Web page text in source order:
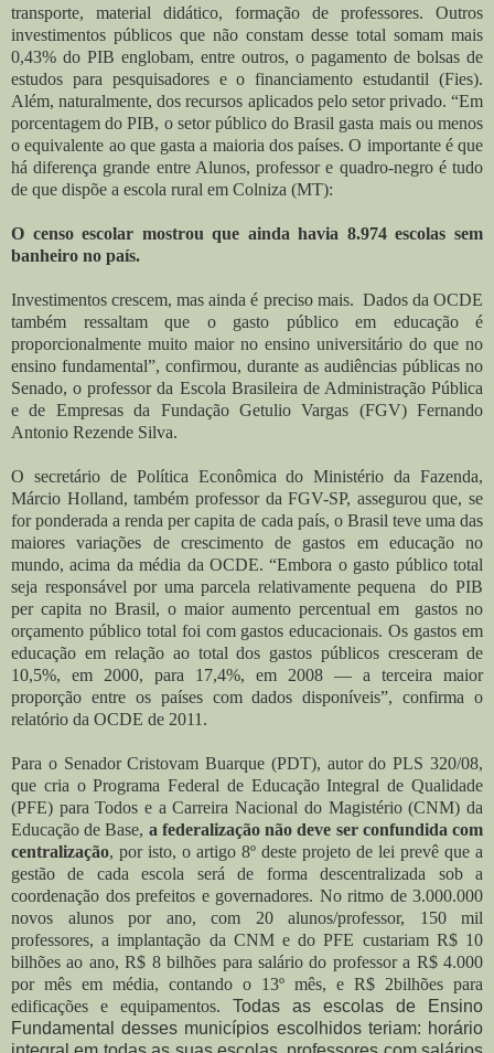
transporte, material didático, formação de professores. Outros
investimentos públicos que não constam desse total somam mais
0,43% do PIB englobam, entre outros, o pagamento de bolsas de
estudos para pesquisadores e o financiamento estudantil (Fies).
Além, naturalmente, dos recursos aplicados pelo setor privado. “Em
porcentagem do PIB, o setor público do Brasil gasta mais ou menos
o equivalente ao que gasta a maioria dos países. O importante é que
há diferença grande entre Alunos, professor e quadro-negro é tudo
de que dispõe a escola rural em Colniza (MT):
O censo escolar mostrou que ainda havia 8.974 escolas sem
banheiro no país.
Investimentos crescem, mas ainda é preciso mais. Dados da OCDE
também ressaltam que o gasto público em educação é
proporcionalmente muito maior no ensino universitário do que no
ensino fundamental”, confirmou, durante as audiências públicas no
Senado, o professor da Escola Brasileira de Administração Pública
e de Empresas da Fundação Getulio Vargas (FGV) Fernando
Antonio Rezende Silva.
O secretário de Política Econômica do Ministério da Fazenda,
Márcio Holland, também professor da FGV-SP, assegurou que, se
for ponderada a renda per capita de cada país, o Brasil teve uma das
maiores variações de crescimento de gastos em educação no
mundo, acima da média da OCDE. “Embora o gasto público total
seja responsável por uma parcela relativamente pequena do PIB
per capita no Brasil, o maior aumento percentual em gastos no
orçamento público total foi com gastos educacionais. Os gastos em
educação em relação ao total dos gastos públicos cresceram de
10,5%, em 2000, para 17,4%, em 2008 — a terceira maior
proporção entre os países com dados disponíveis”, confirma o
relatório da OCDE de 2011.
Para o Senador Cristovam Buarque (PDT), autor do PLS 320/08,
que cria o Programa Federal de Educação Integral de Qualidade
(PFE) para Todos e a Carreira Nacional do Magistério (CNM) da
Educação de Base, a federalização não deve ser confundida com
centralização, por isto, o artigo 8º deste projeto de lei prevê que a
gestão de cada escola será de forma descentralizada sob a
coordenação dos prefeitos e governadores. No ritmo de 3.000.000
novos alunos por ano, com 20 alunos/professor, 150 mil
professores, a implantação da CNM e do PFE custariam R$ 10
bilhões ao ano, R$ 8 bilhões para salário do professor a R$ 4.000
por mês em média, contando o 13º mês, e R$ 2bilhões para
edificações e equipamentos. Todas as escolas de Ensino
Fundamental desses municípios escolhidos teriam: horário